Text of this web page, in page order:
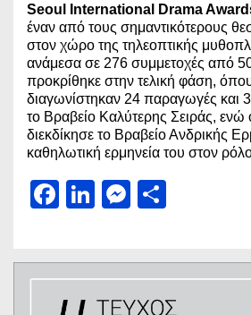
Seoul International Drama
έναν από τους σημαντικότερους
στον χώρο της τηλεοπτικής
ανάμεσα σε 276 συμμετοχές από
προκρίθηκε στην τελική φάση,
διαγωνίστηκαν 24 παραγωγές και
το Βραβείο Καλύτερης Σειράς, ενώ
διεκδίκησε το Βραβείο Ανδρικής
καθηλωτική ερμηνεία του στον
Facebook
LinkedIn